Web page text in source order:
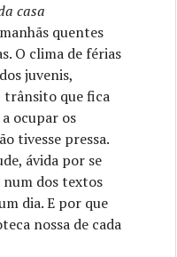
casa
quentes
O clima de férias
juvenis,
trânsito que fica
ocupar os
tivesse pressa.
ávida por se
num dos textos
dia. E por que
nossa de cada